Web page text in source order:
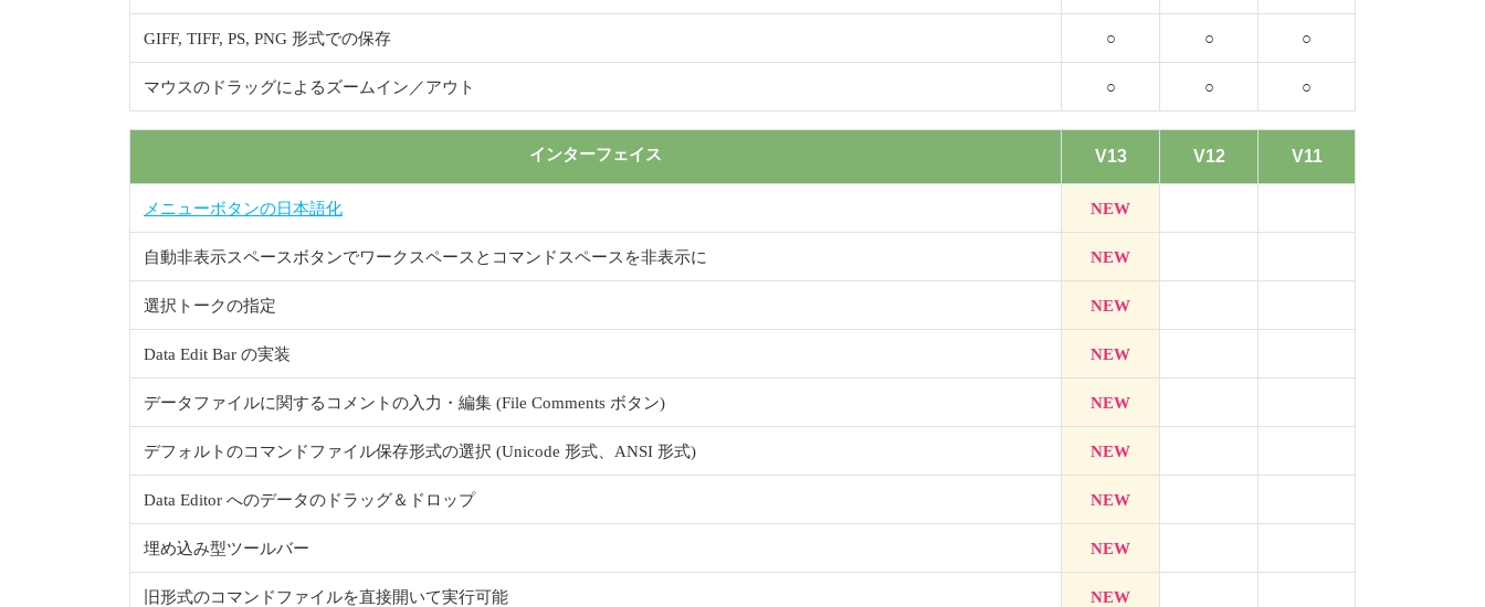
GIFF, TIFF, PS, PNG 形式での保存 ○ ○ ○
マウスのドラッグによるズームイン／アウト ○ ○ ○
インターフェイス V13 V12 V11
メニューボタンの日本語化 NEW
自動非表示スペースボタンでワークスペースとコマンドスペースを非表示に NEW
選択トークの指定 NEW
Data Edit Bar の実装 NEW
データファイルに関するコメントの入力・編集 (File Comments ボタン) NEW
デフォルトのコマンドファイル保存形式の選択 (Unicode 形式、ANSI 形式) NEW
Data Editor へのデータのドラッグ＆ドロップ NEW
埋め込み型ツールバー NEW
旧形式のコマンドファイルを直接開いて実行可能 NEW